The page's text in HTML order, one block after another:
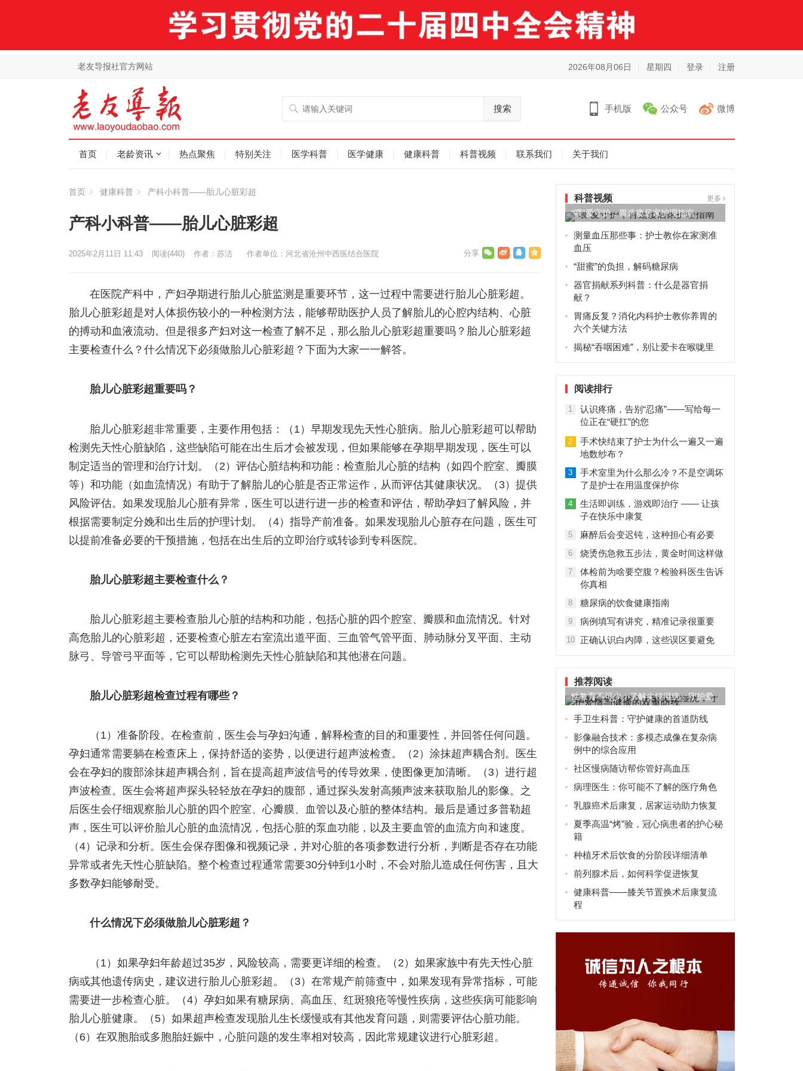
老友导报社官方网站 2026年08月06日 星期四 登录 注册
搜索 手机版 公众号 微博
首页 老龄资讯 热点聚焦 特别关注 医学科普 医学健康 健康科普 科普视频 联系我们 关于我们
首页 健康科普 产科小科普——胎儿心脏彩超
产科小科普——胎儿心脏彩超
作者：苏洁 作者单位：河北省沧州中西医结合医院
2025年2月11日 11:43 阅读(440)
在医院产科中，产妇孕期进行胎儿心脏监测是重要环节，这一过程中需要进行胎儿心脏彩超。
胎儿心脏彩超是对人体损伤较小的一种检测方法，能够帮助医护人员了解胎儿的心腔内结构、心脏
的搏动和血液流动。但是很多产妇对这一检查了解不足，那么胎儿心脏彩超重要吗？胎儿心脏彩超
主要检查什么？什么情况下必须做胎儿心脏彩超？下面为大家一一解答。
胎儿心脏彩超重要吗？
胎儿心脏彩超非常重要，主要作用包括：（1）早期发现先天性心脏病。胎儿心脏彩超可以帮助
检测先天性心脏缺陷，这些缺陷可能在出生后才会被发现，但如果能够在孕期早期发现，医生可以
制定适当的管理和治疗计划。（2）评估心脏结构和功能：检查胎儿心脏的结构（如四个腔室、瓣膜
等）和功能（如血流情况）有助于了解胎儿的心脏是否正常运作，从而评估其健康状况。（3）提供
风险评估。如果发现胎儿心脏有异常，医生可以进行进一步的检查和评估，帮助孕妇了解风险，并
根据需要制定分娩和出生后的护理计划。（4）指导产前准备。如果发现胎儿心脏存在问题，医生可
以提前准备必要的干预措施，包括在出生后的立即治疗或转诊到专科医院。
胎儿心脏彩超主要检查什么？
胎儿心脏彩超主要检查胎儿心脏的结构和功能，包括心脏的四个腔室、瓣膜和血流情况。针对
高危胎儿的心脏彩超，还要检查心脏左右室流出道平面、三血管气管平面、肺动脉分叉平面、主动
脉弓、导管弓平面等，它可以帮助检测先天性心脏缺陷和其他潜在问题。
胎儿心脏彩超检查过程有哪些？
（1）准备阶段。在检查前，医生会与孕妇沟通，解释检查的目的和重要性，并回答任何问题。
孕妇通常需要躺在检查床上，保持舒适的姿势，以便进行超声波检查。（2）涂抹超声耦合剂。医生
会在孕妇的腹部涂抹超声耦合剂，旨在提高超声波信号的传导效果，使图像更加清晰。（3）进行超
声波检查。医生会将超声探头轻轻放在孕妇的腹部，通过探头发射高频声波来获取胎儿的影像。之
后医生会仔细观察胎儿心脏的四个腔室、心瓣膜、血管以及心脏的整体结构。最后是通过多普勒超
声，医生可以评价胎儿心脏的血流情况，包括心脏的泵血功能，以及主要血管的血流方向和速度。
（4）记录和分析。医生会保存图像和视频记录，并对心脏的各项参数进行分析，判断是否存在功能
异常或者先天性心脏缺陷。整个检查过程通常需要30分钟到1小时，不会对胎儿造成任何伤害，且大
多数孕妇能够耐受。
什么情况下必须做胎儿心脏彩超？
（1）如果孕妇年龄超过35岁，风险较高，需要更详细的检查。（2）如果家族中有先天性心脏
病或其他遗传病史，建议进行胎儿心脏彩超。（3）在常规产前筛查中，如果发现有异常指标，可能
需要进一步检查心脏。（4）孕妇如果有糖尿病、高血压、红斑狼疮等慢性疾病，这些疾病可能影响
胎儿心脏健康。（5）如果超声检查发现胎儿生长缓慢或有其他发育问题，则需要评估心脏功能。
（6）在双胞胎或多胞胎妊娠中，心脏问题的发生率相对较高，因此常规建议进行心脏彩超。
科普视频 更多
“喂”爱守护，胃造瘘居家护理指南
测量血压那些事：护士教你在家测准
血压
“甜蜜”的负担，解码糖尿病
器官捐献系列科普：什么是器官捐
献？
胃痛反复？消化内科护士教你养胃的
六个关键方法
揭秘“吞咽困难”，别让爱卡在喉咙里
阅读排行
1
认识疼痛，告别“忍痛”——写给每一
位正在“硬扛”的您
2
手术快结束了护士为什么一遍又一遍
地数纱布？
3
手术室里为什么那么冷？不是空调坏
了是护士在用温度保护你
4
生活即训练，游戏即治疗 —— 让孩
子在快乐中康复
5 麻醉后会变迟钝，这种担心有必要
6 烧烫伤急救五步法，黄金时间这样做
7
体检前为啥要空腹？检验科医生告诉
你真相
8 糖尿病的饮食健康指南
9 病例填写有讲究，精准记录很重要
10 正确认识白内障，这些误区要避免
推荐阅读
性教育不可少：了解尖锐湿疣，守护爱
情与健康的双重防线
手卫生科普：守护健康的首道防线
影像融合技术：多模态成像在复杂病
例中的综合应用
社区慢病随访帮你管好高血压
病理医生：你可能不了解的医疗角色
乳腺癌术后康复，居家运动助力恢复
夏季高温“烤”验，冠心病患者的护心秘
籍
种植牙术后饮食的分阶段详细清单
前列腺术后，如何科学促进恢复
健康科普——膝关节置换术后康复流
程